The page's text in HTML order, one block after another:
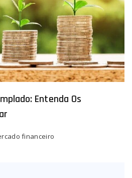
Entenda Os
financeiro